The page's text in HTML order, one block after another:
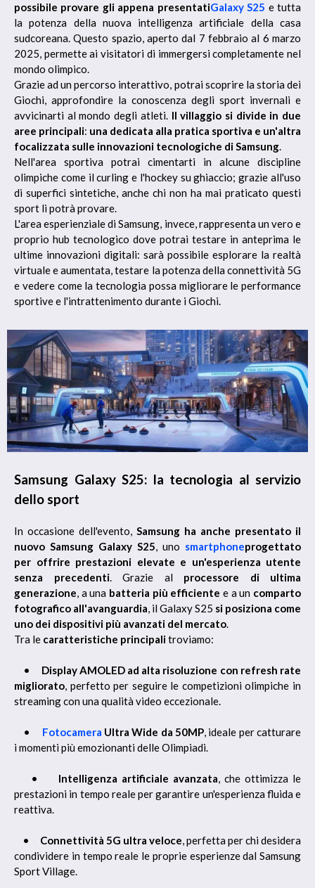
possibile provare gli appena presentatiGalaxy S25 e tutta
la potenza della nuova intelligenza artificiale della casa
sudcoreana. Questo spazio, aperto dal 7 febbraio al 6 marzo
2025, permette ai visitatori di immergersi completamente nel
mondo olimpico.
Grazie ad un percorso interattivo, potrai scoprire la storia dei
Giochi, approfondire la conoscenza degli sport invernali e
avvicinarti al mondo degli atleti. Il villaggio si divide in due
aree principali: una dedicata alla pratica sportiva e un'altra
focalizzata sulle innovazioni tecnologiche di Samsung.
Nell'area sportiva potrai cimentarti in alcune discipline
olimpiche come il curling e l'hockey su ghiaccio; grazie all'uso
di superfici sintetiche, anche chi non ha mai praticato questi
sport li potrà provare.
L'area esperienziale di Samsung, invece, rappresenta un vero e
proprio hub tecnologico dove potrai testare in anteprima le
ultime innovazioni digitali: sarà possibile esplorare la realtà
virtuale e aumentata, testare la potenza della connettività 5G
e vedere come la tecnologia possa migliorare le performance
sportive e l'intrattenimento durante i Giochi.
Samsung Galaxy S25: la tecnologia al servizio
dello sport
In occasione dell'evento, Samsung ha anche presentato il
nuovo Samsung Galaxy S25, uno smartphoneprogettato
per offrire prestazioni elevate e un'esperienza utente
senza precedenti. Grazie al processore di ultima
generazione, a una batteria più efficiente e a un comparto
fotografico all'avanguardia, il Galaxy S25 si posiziona come
uno dei dispositivi più avanzati del mercato.
Tra le caratteristiche principalitroviamo:
• Display AMOLED ad alta risoluzione con refresh rate
migliorato, perfetto per seguire le competizioni olimpiche in
streaming con una qualità video eccezionale.
• Fotocamera Ultra Wide da 50MP, ideale per catturare
i momenti più emozionanti delle Olimpiadi.
• Intelligenza artificiale avanzata, che ottimizza le
prestazioni in tempo reale per garantire un'esperienza fluida e
reattiva.
• Connettività 5G ultra veloce, perfetta per chi desidera
condividere in tempo reale le proprie esperienze dal Samsung
Sport Village.